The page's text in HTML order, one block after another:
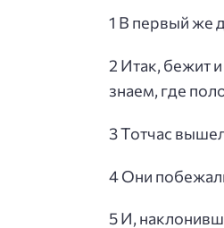
1 В первый же
2 Итак, бежит
знаем, где
3 Тотчас
4 Они
5 И,